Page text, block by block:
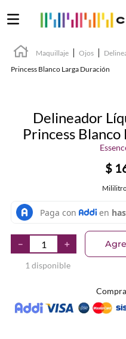
Maquillaje Ojos
Princess Blanco Larga Duración
Delineador
Princess
$
＋
－
1 disponible